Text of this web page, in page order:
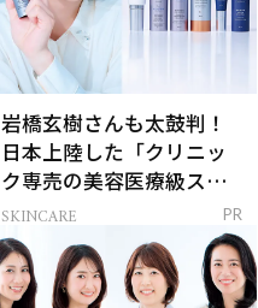
岩橋玄樹さんも太鼓判！
日本上陸した「クリニッ
ク専売の美容医療級スキ
ンケア」
SKINCARE PR